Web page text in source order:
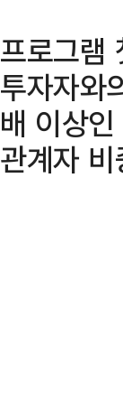
프로그램
투자자와
배 이상
관계자